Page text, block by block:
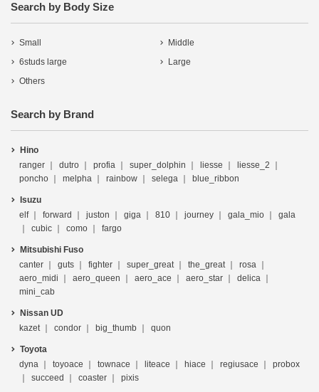
Search by Body Size
Small
Middle
6studs large
Large
Others
Search by Brand
Hino
ranger
dutro profia super_dolphin liesse
liesse_2
poncho
melpha rainbow selega blue_ribbon
Isuzu
elf
forward juston giga 810 journey gala_mio
gala
cubic
como fargo
Mitsubishi Fuso
canter
guts fighter super_great the_great
rosa
aero_midi
aero_queen aero_ace aero_star
delica
mini_cab
Nissan UD
kazet
condor big_thumb quon
Toyota
dyna
toyoace townace liteace hiace regiusace
probox
succeed
coaster pixis